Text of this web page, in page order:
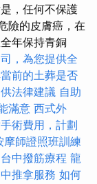
，任何不保護
險的皮膚癌，在
年保持青銅
，為您提供全
前的土葬是否
法律建議 自助
滿意 西式外
術費用，計劃
摩師證照班訓練
台中撥筋療程 龍
推拿服務 如何